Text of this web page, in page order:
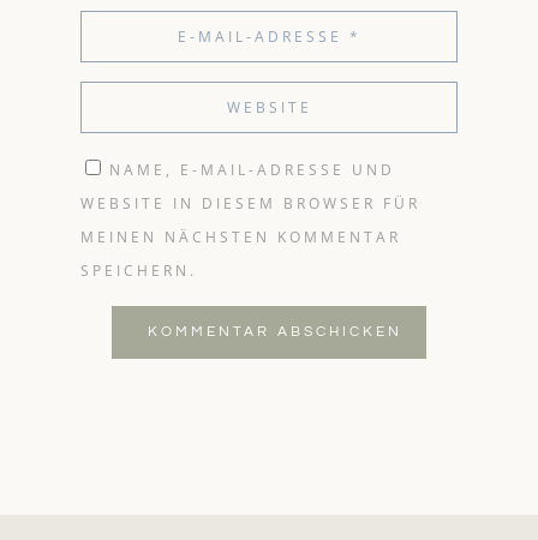
NAME, E-MAIL-ADRESSE UND
WEBSITE IN DIESEM BROWSER FÜR
MEINEN NÄCHSTEN KOMMENTAR
SPEICHERN.
KOMMENTAR ABSCHICKEN